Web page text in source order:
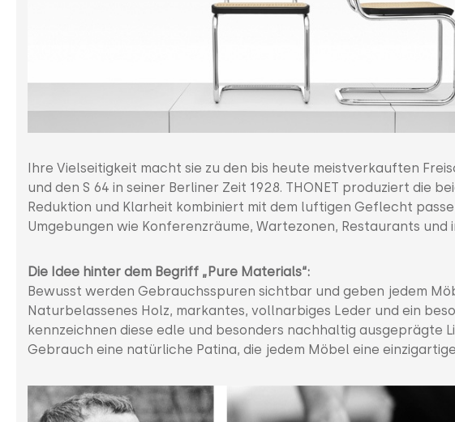
Ihre Vielseitigkeit macht sie zu den bis heute meistverkauften
und den S 64 in seiner Berliner Zeit 1928. THONET produziert die
Reduktion und Klarheit kombiniert mit dem luftigen Geflecht
Umgebungen wie Konferenzräume, Wartezonen, Restaurants und
Die Idee hinter dem Begriff „Pure Materials“:
Bewusst werden Gebrauchsspuren sichtbar und geben jedem
Naturbelassenes Holz, markantes, vollnarbiges Leder und ein
kennzeichnen diese edle und besonders nachhaltig ausgeprägte
Gebrauch eine natürliche Patina, die jedem Möbel eine